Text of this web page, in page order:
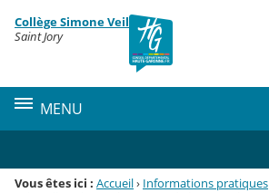
Menu de la rubrique
Contenu
Collège Simone Veil
Saint Jory
MENU
Vous êtes ici : Accueil› Informations pratiques